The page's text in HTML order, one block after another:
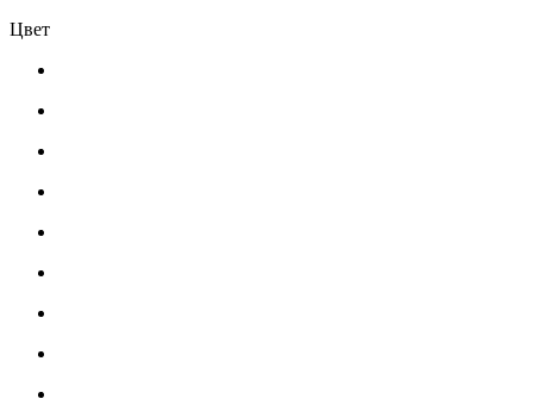
Цвет